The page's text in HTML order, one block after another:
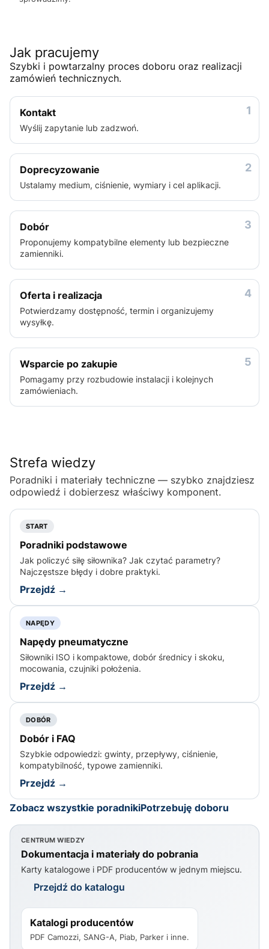
Jak pracujemy
Szybki i powtarzalny proces doboru oraz realizacji
zamówień technicznych.
1
Kontakt
Wyślij zapytanie lub zadzwoń.
2
Doprecyzowanie
Ustalamy medium, ciśnienie, wymiary i cel aplikacji.
3
Dobór
Proponujemy kompatybilne elementy lub bezpieczne
zamienniki.
4
Oferta i realizacja
Potwierdzamy dostępność, termin i organizujemy
wysyłkę.
5
Wsparcie po zakupie
Pomagamy przy rozbudowie instalacji i kolejnych
zamówieniach.
Strefa wiedzy
Poradniki i materiały techniczne — szybko znajdziesz
odpowiedź i dobierzesz właściwy komponent.
START
Poradniki podstawowe
Jak policzyć siłę siłownika? Jak czytać parametry?
Najczęstsze błędy i dobre praktyki.
Przejdź →
NAPĘDY
Napędy pneumatyczne
Siłowniki ISO i kompaktowe, dobór średnicy i skoku,
mocowania, czujniki położenia.
Przejdź →
DOBÓR
Dobór i FAQ
Szybkie odpowiedzi: gwinty, przepływy, ciśnienie,
kompatybilność, typowe zamienniki.
Przejdź →
Zobacz wszystkie poradnikiPotrzebuję doboru
CENTRUM WIEDZY
Dokumentacja i materiały do pobrania
Karty katalogowe i PDF producentów w jednym miejscu.
Przejdź do katalogu
Katalogi producentów
PDF Camozzi, SANG-A, Piab, Parker i inne.